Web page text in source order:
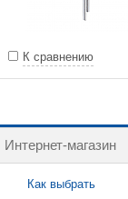
К сравнению
Интернет-магазин
Как выбрать